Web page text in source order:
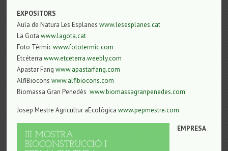
EXPOSITORS
Aula de Natura Les Esplaneswww.lesesplanes.cat
La Gota www.lagota.cat
Foto Tèrmicwww.fototermic.com
Etcéterrawww.etceterra.weebly.com
Apastar Fangwww.apastarfang.com
AlfiBiocons www.alfibiocons.com
Biomassa Gran Penedèswww.biomassagranpenedes.com
Josep Mestre Agricultur aEcològica www.pepmestre.com
EMPRESA